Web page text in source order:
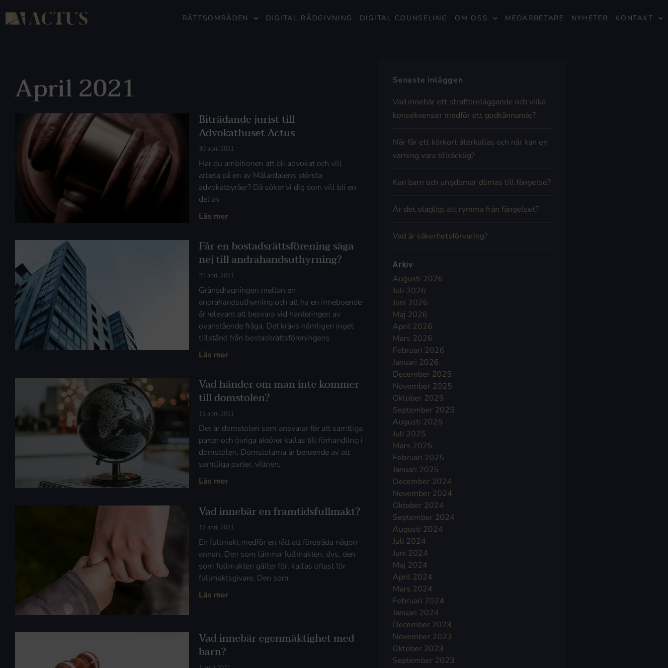
RÄTTSOMRÅDEN DIGITAL RÅDGIVNING DIGITAL COUNSELING OM OSS MEDARBETARE NYHETER KONTAKT
April 2021
Biträdande jurist till
Advokathuset Actus
30 april 2021
Har du ambitionen att bli advokat och vill
arbeta på en av Mälardalens största
advokatbyråer? Då söker vi dig som vill bli en
del av
Läs mer
Får en bostadsrättsförening säga
nej till andrahandsuthyrning?
23 april 2021
Gränsdragningen mellan en
andrahandsuthyrning och att ha en inneboende
är relevant att besvara vid hanteringen av
ovanstående fråga. Det krävs nämligen inget
tillstånd från bostadsrättsföreningens
Läs mer
Vad händer om man inte kommer
till domstolen?
15 april 2021
Det är domstolen som ansvarar för att samtliga
parter och övriga aktörer kallas till förhandling i
domstolen. Domstolarna är beroende av att
samtliga parter, vittnen,
Läs mer
Vad innebär en framtidsfullmakt?
12 april 2021
En fullmakt medför en rätt att företräda någon
annan. Den som lämnar fullmakten, dvs. den
som fullmakten gäller för, kallas oftast för
fullmaktsgivare. Den som
Läs mer
Vad innebär egenmäktighet med
barn?
Senaste inläggen
Vad innebär ett strafföreläggande och vilka
konsekvenser medför ett godkännande?
När får ett körkort återkallas och när kan en
varning vara tillräcklig?
Kan barn och ungdomar dömas till fängelse?
Är det olagligt att rymma från fängelset?
Vad är säkerhetsförvaring?
Arkiv
Augusti 2026
Juli 2026
Juni 2026
Maj 2026
April 2026
Mars 2026
Februari 2026
Januari 2026
December 2025
November 2025
Oktober 2025
September 2025
Augusti 2025
Juli 2025
Mars 2025
Februari 2025
Januari 2025
December 2024
November 2024
Oktober 2024
September 2024
Augusti 2024
Juli 2024
Juni 2024
Maj 2024
April 2024
Mars 2024
Februari 2024
Januari 2024
December 2023
November 2023
Oktober 2023
September 2023